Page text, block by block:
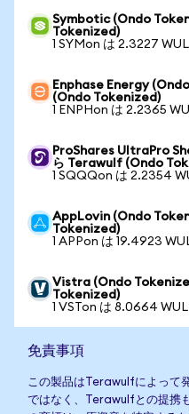
Symbotic (Ondo
Tokenized)
1 SYMon は 2.3227
Enphase Energy
(Ondo Tokenized)
1 ENPHon は 2.2365
ProShares UltraPro
ら Terawulf (Ondo
1 SQQQon は 2.2354
AppLovin (Ondo
Tokenized)
1 APPon は 19.4923
Vistra (Ondo
Tokenized)
1 VSTon は 8.0664
免責事項
この製品はTerawulfによって
ではなく、Terawulfとの提携